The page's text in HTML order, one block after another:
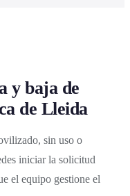
y baja de
de Lleida
sin uso o
iniciar la solicitud
el equipo gestione el